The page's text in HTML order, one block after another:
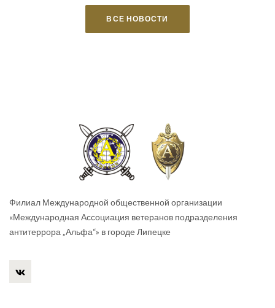
ВСЕ НОВОСТИ
Филиал Международной общественной организации
«Международная Ассоциация ветеранов подразделения
антитеррора „Альфа“» в городе Липецке